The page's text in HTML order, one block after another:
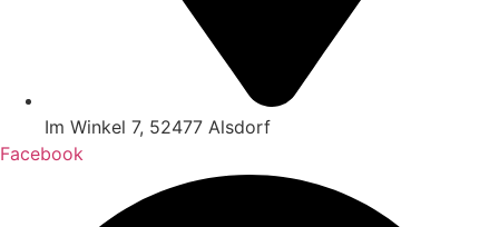
Im Winkel 7, 52477 Alsdorf
Facebook